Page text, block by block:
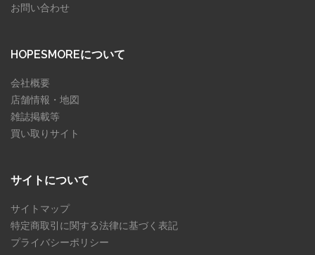
お問い合わせ
HOPESMOREについて
会社概要
店舗情報・地図
雑誌掲載等
買い取りサイト
サイトについて
サイトマップ
特定商取引に関する法律に基づく表記
プライバシーポリシー